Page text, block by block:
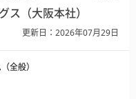
ス（大阪本社）
更新日：2026年07月29日
全般）